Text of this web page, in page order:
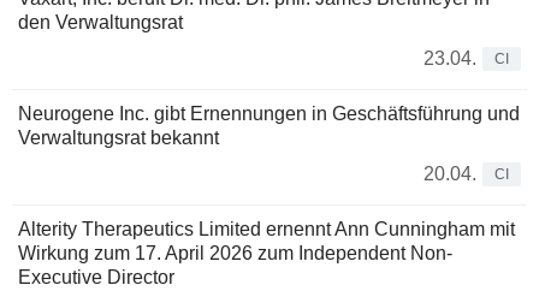
den Verwaltungsrat
23.04.
CI
Neurogene Inc. gibt Ernennungen in Geschäftsführung und
Verwaltungsrat bekannt
20.04.
CI
Alterity Therapeutics Limited ernennt Ann Cunningham mit
Wirkung zum 17. April 2026 zum Independent Non-
Executive Director